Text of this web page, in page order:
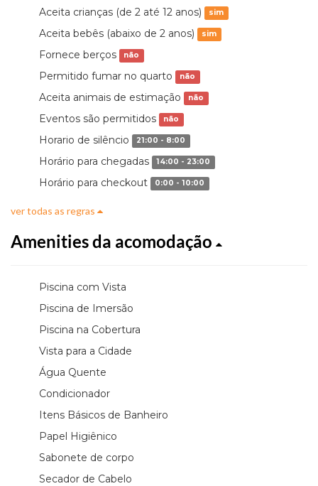
Aceita crianças (de 2 até 12 anos) sim
Aceita bebês (abaixo de 2 anos) sim
Fornece berços não
Permitido fumar no quarto não
Aceita animais de estimação não
Eventos são permitidos não
Horario de silêncio 21:00 - 8:00
Horário para chegadas 14:00 - 23:00
Horário para checkout 0:00 - 10:00
ver todas as regras
Amenities da acomodação
Piscina com Vista
Piscina de Imersão
Piscina na Cobertura
Vista para a Cidade
Água Quente
Condicionador
Itens Básicos de Banheiro
Papel Higiênico
Sabonete de corpo
Secador de Cabelo